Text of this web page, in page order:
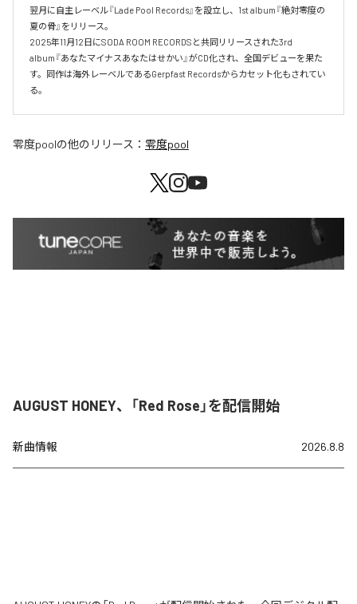
翌月に自主レーベル『Lade Pool Records』を設立し、1st album『絶対零度の
夏の骨』をリリース。
2025年11月12日にSODA ROOM RECORDSと共同リリースされた3rd
album『あなたマイナスあなたはせかい』がCD化され、全国デビューを果た
す。同作は海外レーベルであるGerpfast Recordsからカセット化もされてい
る。
零度poolの他のリリース： 零度pool
AUGUST HONEY、「Red Rose」を配信開始
新曲情報 2026.8.8